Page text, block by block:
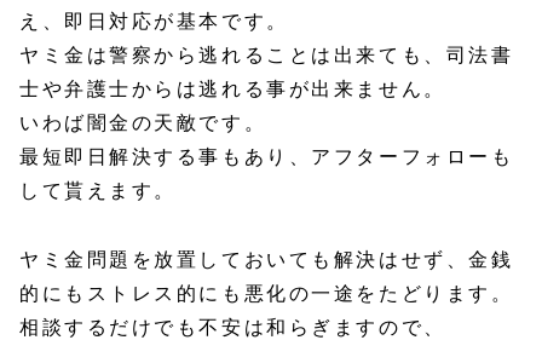
え、即日対応が基本です。
ヤミ金は警察から逃れることは出来ても、司法書
士や弁護士からは逃れる事が出来ません。
いわば闇金の天敵です。
最短即日解決する事もあり、アフターフォローも
して貰えます。
ヤミ金問題を放置しておいても解決はせず、金銭
的にもストレス的にも悪化の一途をたどります。
相談するだけでも不安は和らぎますので、